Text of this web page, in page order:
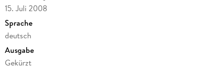
15. Juli 2008
Sprache
deutsch
Ausgabe
Gekürzt